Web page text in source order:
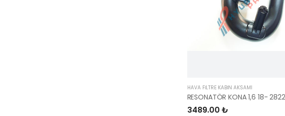
HAVA FİLTRE KABİN AKSAMI
3489.00 ₺